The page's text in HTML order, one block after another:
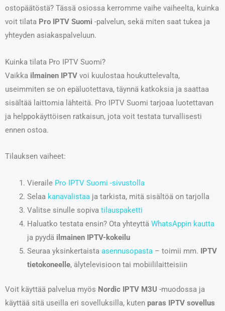
ostopäätöstä? Tässä osiossa kerromme vaihe vaiheelta, kuinka
voit tilata Pro IPTV Suomi -palvelun, sekä miten saat tukea ja
yhteyden asiakaspalveluun.
Kuinka tilata Pro IPTV Suomi?
Vaikka ilmainen IPTV voi kuulostaa houkuttelevalta,
useimmiten se on epäluotettava, täynnä katkoksia ja saattaa
sisältää laittomia lähteitä. Pro IPTV Suomi tarjoaa luotettavan
ja helppokäyttöisen ratkaisun, jota voit testata turvallisesti
ennen ostoa.
Tilauksen vaiheet:
Vieraile Pro IPTV Suomi -sivustolla
Selaa kanavalistaaja tarkista, mitä sisältöä on tarjolla
Valitse sinulle sopiva tilauspaketti
Haluatko testata ensin? Ota yhteyttä WhatsAppin kautta
ja pyydä ilmainen IPTV-kokeilu
Seuraa yksinkertaista asennusopasta– toimii mm. IPTV
tietokoneelle, älytelevisioon tai mobiililaitteisiin
Voit käyttää palvelua myös Nordic IPTV M3U -muodossa ja
käyttää sitä useilla eri sovelluksilla, kuten paras IPTV sovellus